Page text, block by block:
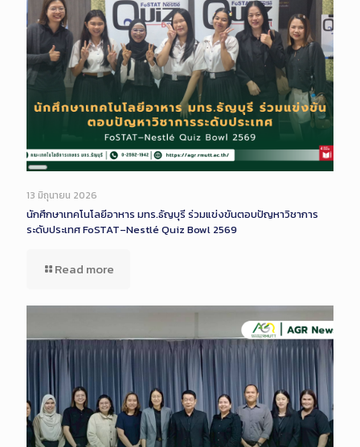
Long
Description
13 มิถุนายน 2026
นักศึกษาเทคโนโลยีอาหาร มทร.ธัญบุรี ร่วมแข่งขันตอบปัญหาวิชาการ
ระดับประเทศ FoSTAT–Nestlé Quiz Bowl 2569
Read more